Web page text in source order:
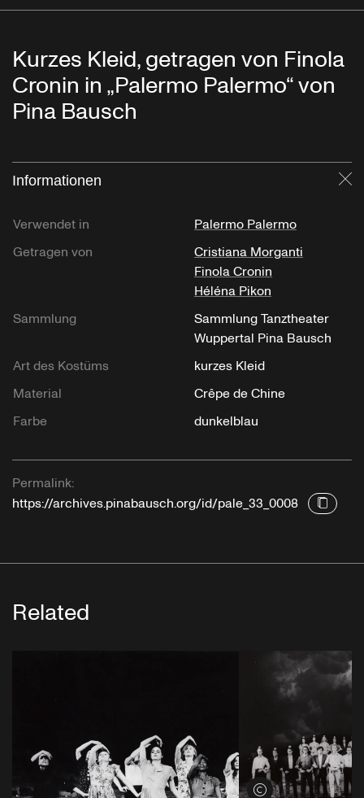
Kurzes Kleid, getragen von Finola
Cronin in „Palermo Palermo“ von
Pina Bausch
Informationen
Verwendet in
Palermo Palermo
Getragen von
Cristiana Morganti
Finola Cronin
Héléna Pikon
Sammlung
Sammlung Tanztheater
Wuppertal Pina Bausch
Art des Kostüms
kurzes Kleid
Material
Crêpe de Chine
Farbe
dunkelblau
Permalink:
https://archives.pinabausch.org/id/pale_33_0008
Related
Credits öffnen